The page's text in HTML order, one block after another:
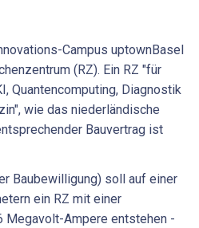
Campus uptownBasel
(RZ). Ein RZ "für
Quantencomputing, Diagnostik
wie das niederländische
Bauvertrag ist
Baubewilligung) soll auf einer
ein RZ mit einer
Megavolt-Ampere entstehen -